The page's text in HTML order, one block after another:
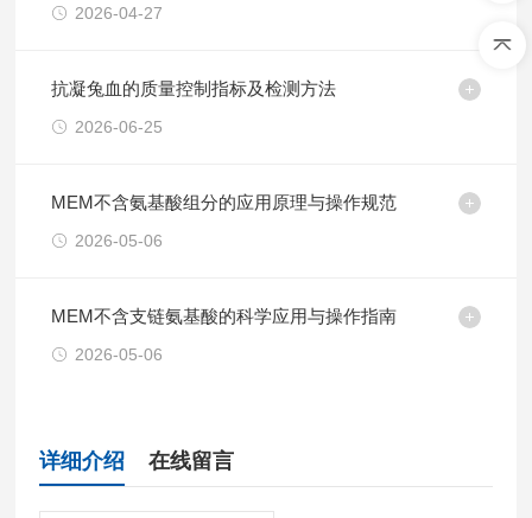
2026-04-27
抗凝兔血的质量控制指标及检测方法
2026-06-25
MEM不含氨基酸组分的应用原理与操作规范
2026-05-06
MEM不含支链氨基酸的科学应用与操作指南
2026-05-06
详细介绍 在线留言